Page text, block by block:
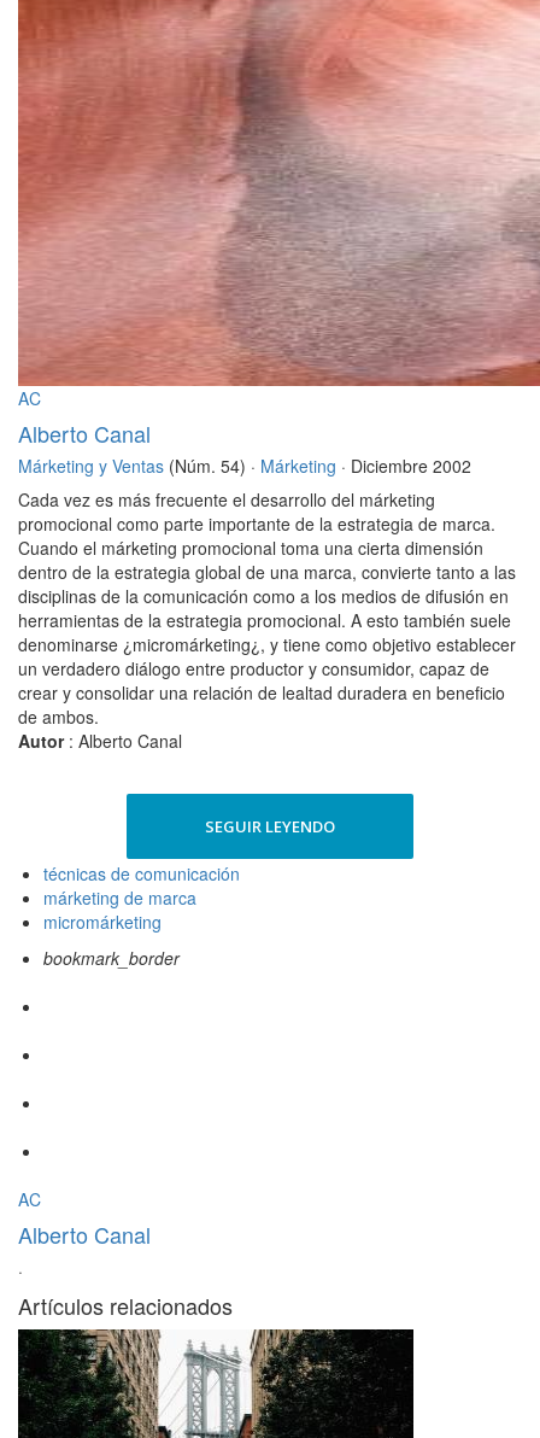
AC
Alberto Canal
Márketing y Ventas (Núm. 54) · Márketing · Diciembre 2002
Cada vez es más frecuente el desarrollo del márketing
promocional como parte importante de la estrategia de marca.
Cuando el márketing promocional toma una cierta dimensión
dentro de la estrategia global de una marca, convierte tanto a las
disciplinas de la comunicación como a los medios de difusión en
herramientas de la estrategia promocional. A esto también suele
denominarse ¿micromárketing¿, y tiene como objetivo establecer
un verdadero diálogo entre productor y consumidor, capaz de
crear y consolidar una relación de lealtad duradera en beneficio
de ambos.
Autor : Alberto Canal
SEGUIR LEYENDO
técnicas de comunicación
márketing de marca
micromárketing
bookmark_border
AC
Alberto Canal
·
Artículos relacionados